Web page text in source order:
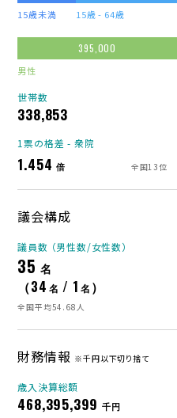
15歳未満 15歳 - 64歳
395,000
男性
世帯数
338,853
1票の格差 - 衆院
1.454 倍 全国13位
議会構成
議員数 （男性数/女性数）
35 名
（34 名 / 1 名 ）
全国平均54.68人
財務情報 ※千円以下切り捨て
歳入決算総額
468,395,399 千円